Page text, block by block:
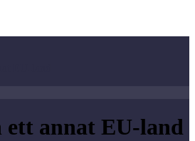
annat EU-land